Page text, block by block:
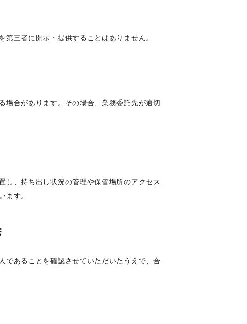
三者に開示・提供することはありません。
場合があります。その場合、業務委託先が適切
し、持ち出し状況の管理や保管場所のアクセス
ます。
であることを確認させていただいたうえで、合